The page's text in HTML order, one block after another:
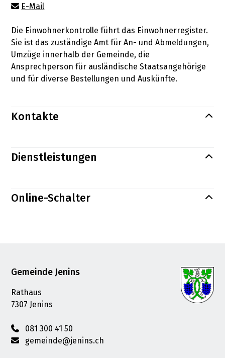
E-Mail
Beschreibung Einwohnerkontrolle
Die Einwohnerkontrolle führt das Einwohnerregister.
Sie ist das zuständige Amt für An- und Abmeldungen,
Umzüge innerhalb der Gemeinde, die
Ansprechperson für ausländische Staatsangehörige
und für diverse Bestellungen und Auskünfte.
Kontakte
Dienstleistungen
Online-Schalter
Footer
Gemeinde Jenins
Rathaus
7307 Jenins
081 300 41 50
gemeinde@jenins.ch